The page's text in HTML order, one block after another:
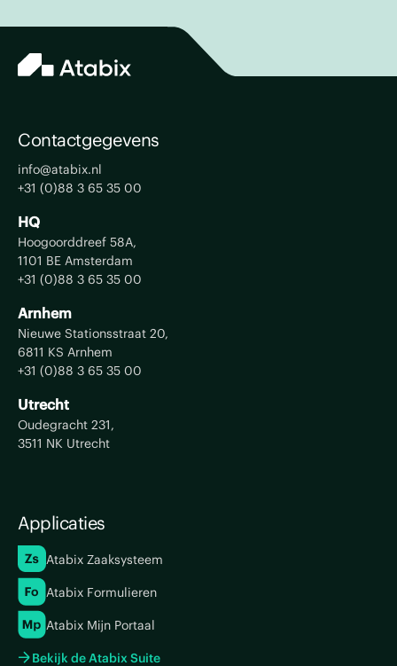
Contactgegevens
info@atabix.nl
+31 (0)88 3 65 35 00
HQ
Hoogoorddreef 58A,
1101 BE Amsterdam
+31 (0)88 3 65 35 00
Arnhem
Nieuwe Stationsstraat 20,
6811 KS Arnhem
+31 (0)88 3 65 35 00
Utrecht
Oudegracht 231,
3511 NK Utrecht
Applicaties
Atabix Zaaksysteem
Atabix Formulieren
Atabix Mijn Portaal
Bekijk de Atabix Suite